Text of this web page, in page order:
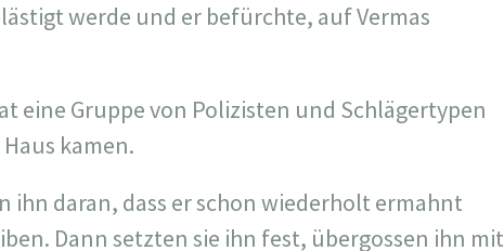
werde und er befürchte, auf Vermas
eine Gruppe von Polizisten und Schlägertypen
kamen.
daran, dass er schon wiederholt ermahnt
Dann setzten sie ihn fest, übergossen ihn mit